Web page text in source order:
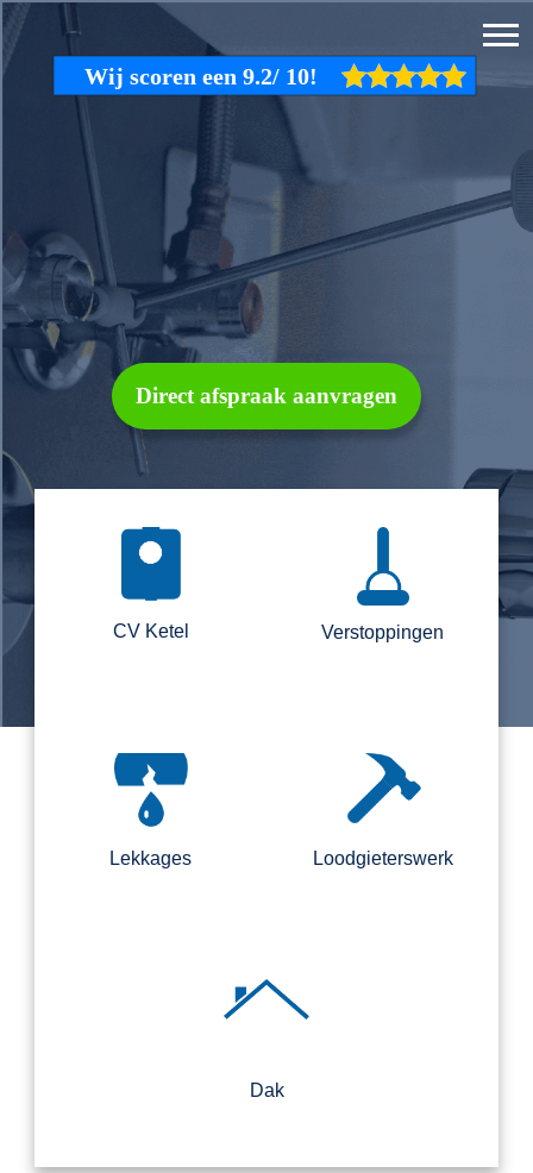
Direct afspraak aanvragen
CV Ketel Verstoppingen
Lekkages Loodgieterswerk
Dak